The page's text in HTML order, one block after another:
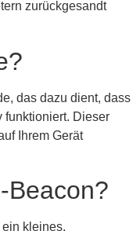
zurückgesandt
das dazu dient, dass
funktioniert. Dieser
Ihrem Gerät
Beacon?
kleines,